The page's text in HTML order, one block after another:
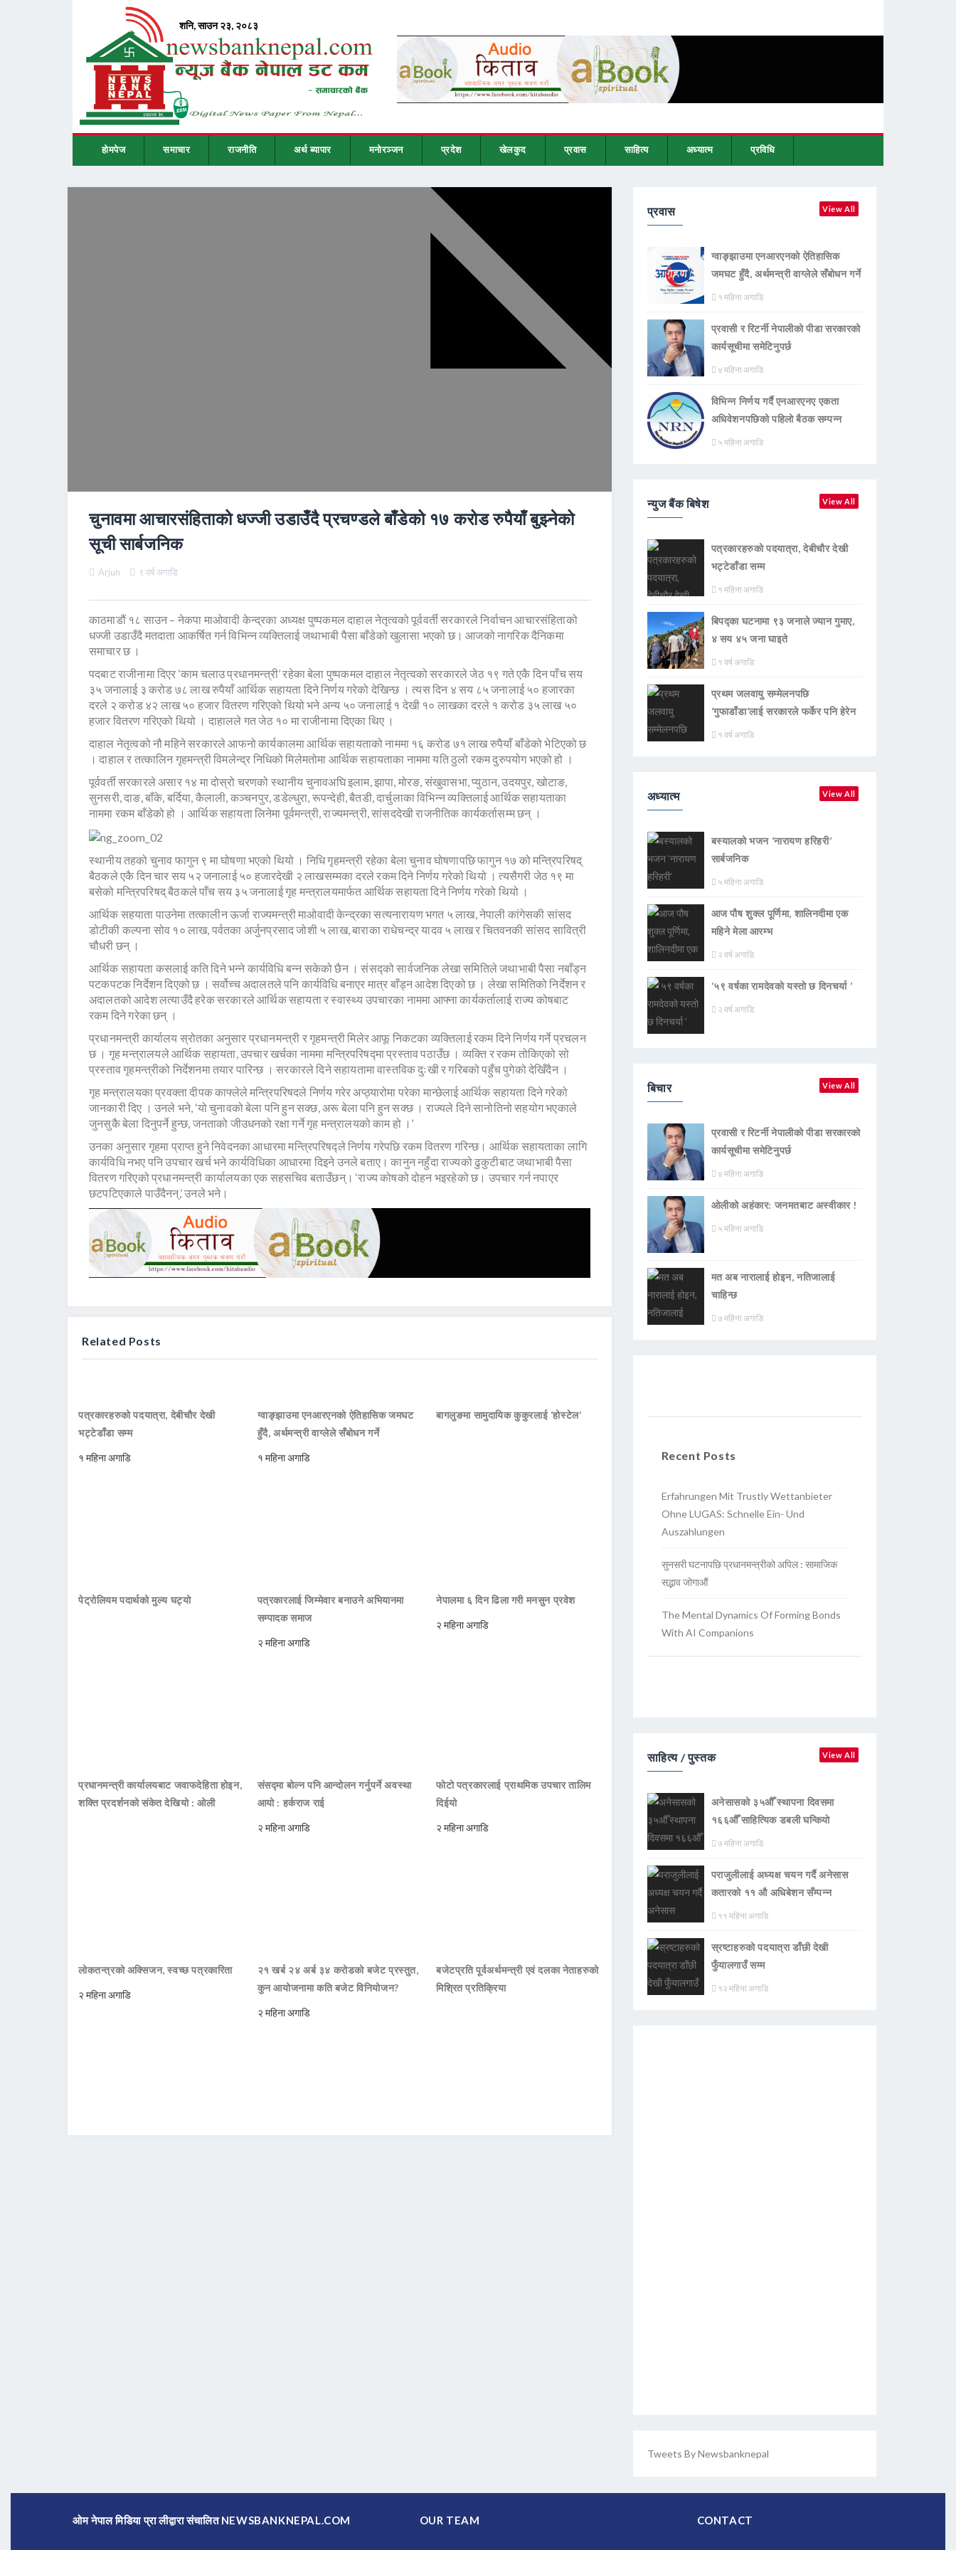
होमपेज समाचार राजनीति अर्थ ब्यापार मनोरञ्जन प्रदेश खेलकुद प्रवास साहित्य अध्यात्म प्रविधि
चुनावमा आचारसंहिताको धज्जी उडाउँदै प्रचण्डले बाँडेको १७ करोड रुपैयाँ बुझ्नेको
सूची सार्बजनिक
Arjun ९ वर्ष अगाडि
काठमाडौं १८ साउन – नेकपा माओवादी केन्द्रका अध्यक्ष पुष्पकमल दाहाल नेतृत्वको पूर्ववर्ती सरकारले निर्वाचन आचारसंहिताको
धज्जी उडाउँदै मतदाता आकर्षित गर्न विभिन्न व्यक्तिलाई जथाभाबी पैसा बाँडेको खुलासा भएको छ। आजको नागरिक दैनिकमा
समाचार छ ।
पदबाट राजीनामा दिएर ‘काम चलाउ प्रधानमन्त्री’ रहेका बेला पुष्पकमल दाहाल नेतृत्वको सरकारले जेठ १९ गते एकै दिन पाँच सय
३५ जनालाई ३ करोड ७८ लाख रुपैयाँ आर्थिक सहायता दिने निर्णय गरेको देखिन्छ । त्यस दिन ४ सय ८५ जनालाई ५० हजारका
दरले २ करोड ४२ लाख ५० हजार वितरण गरिएको थियो भने अन्य ५० जनालाई १ देखी १० लाखका दरले १ करोड ३५ लाख ५०
हजार वितरण गरिएको थियो । दाहालले गत जेठ १० मा राजीनामा दिएका थिए ।
दाहाल नेतृत्वको नौ महिने सरकारले आफनो कार्यकालमा आर्थिक सहायताको नाममा १६ करोड ७१ लाख रुपैयाँ बाँडेको भेटिएको छ
। दाहाल र तत्कालिन गृहमन्त्री विमलेन्द्र निधिको मिलेमतोमा आर्थिक सहायताका नाममा यति ठुलो रकम दुरुपयोग भएको हो ।
पूर्ववर्ती सरकारले असार १४ मा दोस्रो चरणको स्थानीय चुनावअघि इलाम, झापा, मोरङ, संखुवासभा, प्युठान, उदयपुर, खोटाङ,
सुनसरी, दाङ, बाँके, बर्दिया, कैलाली, कञ्चनपुर, डडेल्धुरा, रूपन्देही, बैतडी, दार्चुलाका विभिन्न व्यक्तिलाई आर्थिक सहायताका
नाममा रकम बाँडेको हो । आर्थिक सहायता लिनेमा पूर्वमन्त्री, राज्यमन्त्री, सांसददेखी राजनीतिक कार्यकर्तासम्म छन् ।
स्थानीय तहको चुनाव फागुन ९ मा घोषणा भएको थियो । निधि गृहमन्त्री रहेका बेला चुनाव घोषणापछि फागुन १७ को मन्त्रिपरिषद्
बैठकले एकै दिन चार सय ५२ जनालाई ५० हजारदेखी २ लाखसम्मका दरले रकम दिने निर्णय गरेको थियो । त्यसैगरी जेठ १९ मा
बसेको मन्त्रिपरिषद् बैठकले पाँच सय ३५ जनालाई गृह मन्त्रालयमार्फत आर्थिक सहायता दिने निर्णय गरेको थियो ।
आर्थिक सहयाता पाउनेमा तत्कालीन ऊर्जा राज्यमन्त्री माओवादी केन्द्रका सत्यनारायण भगत ५ लाख, नेपाली कांगेसकी सांसद
डोटीकी कल्पना सोव १० लाख, पर्वतका अर्जुनप्रसाद जोशी ५ लाख, बाराका राधेचन्द्र यादव ५ लाख र चितवनकी सांसद सावित्री
चौधरी छन् ।
आर्थिक सहायता कसलाई कति दिने भन्ने कार्यविधि बन्न सकेको छैन । संसद्को सार्वजनिक लेखा समितिले जथाभाबी पैसा नबाँड्न
पटकपटक निर्देशन दिएको छ । सर्वोच्च अदालतले पनि कार्यविधि बनाएर मात्र बाँड्न आदेश दिएको छ । लेखा समितिको निर्देशन र
अदालतको आदेश लत्याउँदै हरेक सरकारले आर्थिक सहायता र स्वास्थ्य उपचारका नाममा आफ्ना कार्यकर्तालाई राज्य कोषबाट
रकम दिने गरेका छन् ।
प्रधानमन्त्री कार्यालय स्रोतका अनुसार प्रधानमन्त्री र गृहमन्त्री मिलेर आफू निकटका व्यक्तिलाई रकम दिने निर्णय गर्ने प्रचलन
छ । गृह मन्त्रालयले आर्थिक सहायता, उपचार खर्चका नाममा मन्त्रिपरिषद्मा प्रस्ताव पठाउँछ । व्यक्ति र रकम तोकिएको सो
प्रस्ताव गृहमन्त्रीको निर्देशनमा तयार पारिन्छ । सरकारले दिने सहायतामा वास्तविक दुःखी र गरिबको पहुँच पुगेको देखिँदैन ।
गृह मन्त्रालयका प्रवक्ता दीपक काफ्लेले मन्त्रिपरिषदले निर्णय गरेर अप्ठ्यारोमा परेका मान्छेलाई आर्थिक सहायता दिने गरेको
जानकारी दिए । उनले भने, ‘यो चुनावको बेला पनि हुन सक्छ, अरू बेला पनि हुन सक्छ । राज्यले दिने सानोतिनो सहयोग भएकाले
जुनसुकै बेला दिनुपर्ने हुन्छ, जनताको जीउधनको रक्षा गर्ने गृह मन्त्रालयको काम हो ।’
उनका अनुसार गृहमा प्राप्त हुने निवेदनका आधारमा मन्त्रिपरिषद्ले निर्णय गरेपछि रकम वितरण गरिन्छ। आर्थिक सहायताका लागि
कार्यविधि नभए पनि उपचार खर्च भने कार्यविधिका आधारमा दिइने उनले बताए। कानुन नहुँदा राज्यको ढुकुटीबाट जथाभाबी पैसा
वितरण गरिएको प्रधानमन्त्री कार्यालयका एक सहसचिव बताउँछन्। ‘राज्य कोषको दोहन भइरहेको छ। उपचार गर्न नपाएर
छटपटिएकाले पाउँदैनन्,’ उनले भने।
Related Posts
पत्रकारहरुको पदयात्रा, देबीचौर देखी
भट्टेडाँडा सम्म
१ महिना अगाडि
ग्वाङ्झाउमा एनआरएनको ऐतिहासिक जमघट
हुँदै, अर्थमन्त्री वाग्लेले सँबोधन गर्ने
१ महिना अगाडि
बागलुङमा सामुदायिक कुकुरलाई ‘होस्टेल’
पेट्रोलियम पदार्थको मुल्य घट्यो
पत्रकारलाई जिम्मेवार बनाउने अभियानमा
सम्पादक समाज
२ महिना अगाडि
नेपालमा ६ दिन ढिला गरी मनसुन प्रवेश
२ महिना अगाडि
प्रधानमन्त्री कार्यालयबाट जवाफदेहिता होइन,
शक्ति प्रदर्शनको संकेत देखियो : ओली
संसद्मा बोल्न पनि आन्दोलन गर्नुपर्ने अवस्था
आयो : हर्कराज राई
२ महिना अगाडि
फोटो पत्रकारलाई प्राथमिक उपचार तालिम
दिईयो
२ महिना अगाडि
लोकतन्त्रको अक्सिजन, स्वच्छ पत्रकारिता
२ महिना अगाडि
२१ खर्ब २४ अर्ब ३४ करोडको बजेट प्रस्तुत,
कुन आयोजनामा कति बजेट विनियोजन?
२ महिना अगाडि
बजेटप्रति पूर्वअर्थमन्त्री एवं दलका नेताहरुको
मिश्रित प्रतिक्रिया
प्रवास View All
ग्वाङ्झाउमा एनआरएनको ऐतिहासिक
जमघट हुँदै, अर्थमन्त्री वाग्लेले सँबोधन गर्ने
१ महिना अगाडि
प्रवासी र रिटर्नी नेपालीको पीडा सरकारको
कार्यसूचीमा समेटिनुपर्छ
४ महिना अगाडि
विभिन्न निर्णय गर्दै एनआरएनए एकता
अधिवेशनपछिको पहिलो बैठक सम्पन्न
५ महिना अगाडि
न्युज बैंक बिषेश View All
पत्रकारहरुको पदयात्रा, देबीचौर देखी
भट्टेडाँडा सम्म
१ महिना अगाडि
बिपद्का घटनामा ९३ जनाले ज्यान गुमाए,
४ सय ४५ जना घाइते
१ वर्ष अगाडि
प्रथम जलवायु सम्मेलनपछि
‘गुफाडाँडा’लाई सरकारले फर्केर पनि हेरेन
१ वर्ष अगाडि
अध्यात्म View All
बस्यालको भजन ‘नारायण हरिहरी’
सार्बजनिक
५ महिना अगाडि
आज पौष शुक्ल पूर्णिमा, शालिनदीमा एक
महिने मेला आरम्भ
२ वर्ष अगाडि
‘५९ वर्षका रामदेवकाे यस्ताे छ दिनचर्या ’
२ वर्ष अगाडि
बिचार View All
प्रवासी र रिटर्नी नेपालीको पीडा सरकारको
कार्यसूचीमा समेटिनुपर्छ
४ महिना अगाडि
ओलीको अहंकार: जनमतबाट अस्वीकार !
५ महिना अगाडि
मत अब नारालाई होइन, नतिजालाई
चाहिन्छ
७ महिना अगाडि
Recent Posts
Erfahrungen Mit Trustly Wettanbieter
Ohne LUGAS: Schnelle Ein- Und
Auszahlungen
सुनसरी घटनापछि प्रधानमन्त्रीको अपिल : सामाजिक
सद्भाव जोगाऔं
The Mental Dynamics Of Forming Bonds
With AI Companions
साहित्य / पुस्तक View All
अनेसासको ३५औँ स्थापना दिवसमा
१६६औँ साहित्यिक डबली घन्कियाे
७ महिना अगाडि
पराजुलीलाई अध्यक्ष चयन गर्दै अनेसास
कतारको ११ औ अधिबेशन सँम्पन्न
११ महिना अगाडि
स्रष्टाहरुको पदयात्रा डाँछी देखी
फुँयालगाउँ सम्म
१२ महिना अगाडि
Tweets By Newsbanknepal
ओम नेपाल मिडिया प्रा लीद्वारा संचालित NEWSBANKNEPAL.COM OUR TEAM CONTACT